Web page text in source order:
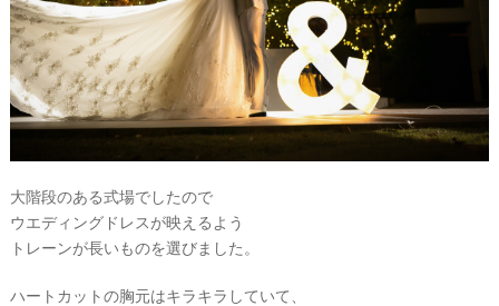
大階段のある式場でしたので
ウエディングドレスが映えるよう
トレーンが長いものを選びました。
ハートカットの胸元はキラキラしていて、